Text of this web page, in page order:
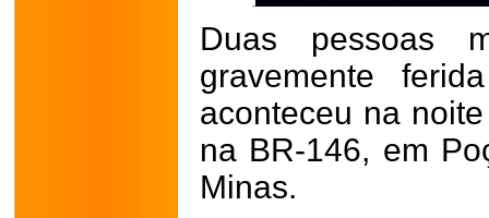
Duas pessoas
gravemente
aconteceu na
na BR-146, em
Minas.